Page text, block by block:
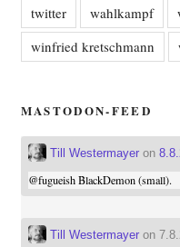
twitter
wahlkampf
winfried kretschmann
MASTODON-FEED
Till Westermayeron
@fugueishBlackDemon (small).
Till Westermayeron